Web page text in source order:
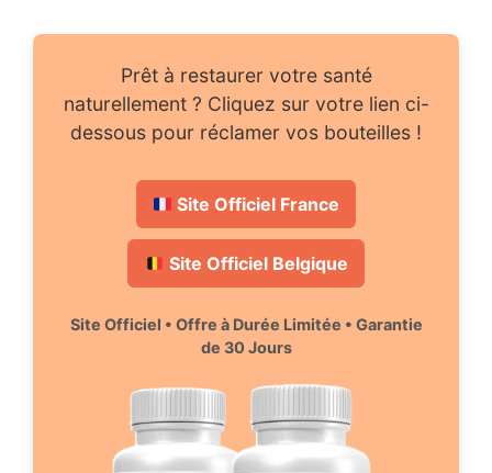
Prêt à restaurer votre santé
naturellement ? Cliquez sur votre lien ci-
dessous pour réclamer vos bouteilles !
Site Officiel France
Site Officiel Belgique
Site Officiel • Offre à Durée Limitée • Garantie
de 30 Jours